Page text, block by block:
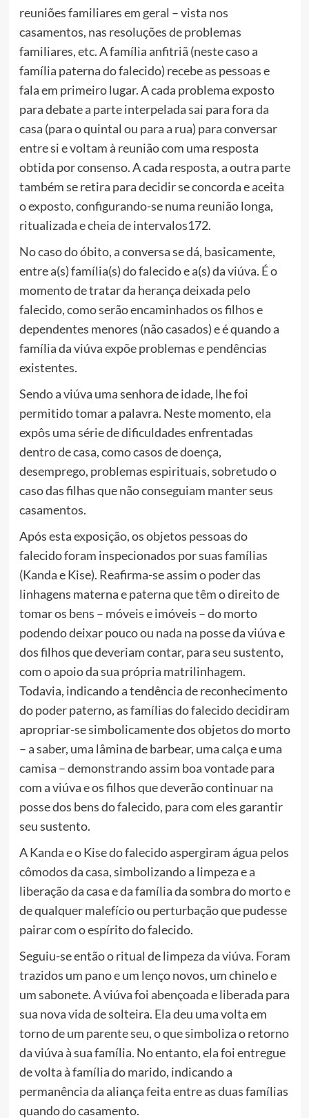
reuniões familiares em geral – vista nos
casamentos, nas resoluções de problemas
familiares, etc. A família anfitriã (neste caso a
família paterna do falecido) recebe as pessoas e
fala em primeiro lugar. A cada problema exposto
para debate a parte interpelada sai para fora da
casa (para o quintal ou para a rua) para conversar
entre si e voltam à reunião com uma resposta
obtida por consenso. A cada resposta, a outra parte
também se retira para decidir se concorda e aceita
o exposto, configurando-se numa reunião longa,
ritualizada e cheia de intervalos172.
No caso do óbito, a conversa se dá, basicamente,
entre a(s) família(s) do falecido e a(s) da viúva. É o
momento de tratar da herança deixada pelo
falecido, como serão encaminhados os filhos e
dependentes menores (não casados) e é quando a
família da viúva expõe problemas e pendências
existentes.
Sendo a viúva uma senhora de idade, lhe foi
permitido tomar a palavra. Neste momento, ela
expôs uma série de dificuldades enfrentadas
dentro de casa, como casos de doença,
desemprego, problemas espirituais, sobretudo o
caso das filhas que não conseguiam manter seus
casamentos.
Após esta exposição, os objetos pessoas do
falecido foram inspecionados por suas famílias
(Kanda e Kise). Reafirma-se assim o poder das
linhagens materna e paterna que têm o direito de
tomar os bens – móveis e imóveis – do morto
podendo deixar pouco ou nada na posse da viúva e
dos filhos que deveriam contar, para seu sustento,
com o apoio da sua própria matrilinhagem.
Todavia, indicando a tendência de reconhecimento
do poder paterno, as famílias do falecido decidiram
apropriar-se simbolicamente dos objetos do morto
– a saber, uma lâmina de barbear, uma calça e uma
camisa – demonstrando assim boa vontade para
com a viúva e os filhos que deverão continuar na
posse dos bens do falecido, para com eles garantir
seu sustento.
A Kanda e o Kise do falecido aspergiram água pelos
cômodos da casa, simbolizando a limpeza e a
liberação da casa e da família da sombra do morto e
de qualquer malefício ou perturbação que pudesse
pairar com o espírito do falecido.
Seguiu-se então o ritual de limpeza da viúva. Foram
trazidos um pano e um lenço novos, um chinelo e
um sabonete. A viúva foi abençoada e liberada para
sua nova vida de solteira. Ela deu uma volta em
torno de um parente seu, o que simboliza o retorno
da viúva à sua família. No entanto, ela foi entregue
de volta à família do marido, indicando a
permanência da aliança feita entre as duas famílias
quando do casamento.